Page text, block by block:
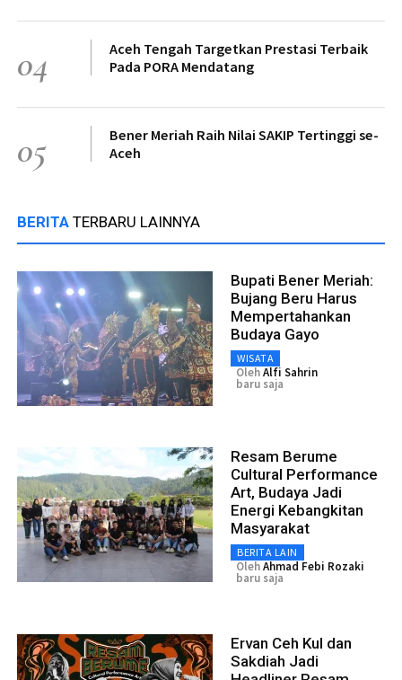
04
Aceh Tengah Targetkan Prestasi Terbaik
Pada PORA Mendatang
05
Bener Meriah Raih Nilai SAKIP Tertinggi se-
Aceh
BERITA TERBARU LAINNYA
Bupati Bener Meriah:
Bujang Beru Harus
Mempertahankan
Budaya Gayo
WISATA
OlehAlfi Sahrin
baru saja
Resam Berume
Cultural Performance
Art, Budaya Jadi
Energi Kebangkitan
Masyarakat
BERITA LAIN
OlehAhmad Febi Rozaki
baru saja
Ervan Ceh Kul dan
Sakdiah Jadi